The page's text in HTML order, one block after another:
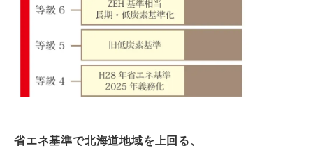
省エネ基準で北海道地域を上回る、